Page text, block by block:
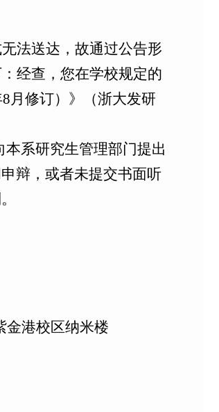
法送达，故通过公告形
经查，您在学校规定的
8月修订）》（浙大发研
本系研究生管理部门提出
辩，或者未提交书面听
金港校区纳米楼